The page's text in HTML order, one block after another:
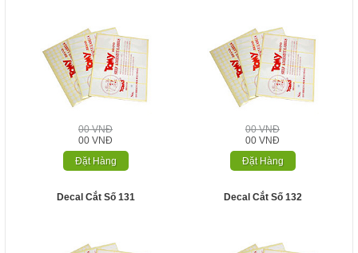
00 VNĐ
00 VNĐ
Đặt Hàng
00 VNĐ
00 VNĐ
Đặt Hàng
Decal Cắt Số 131 Decal Cắt Số 132